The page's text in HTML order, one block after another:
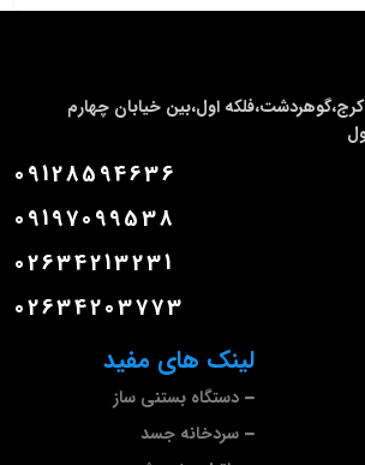
لینک های مفید
دستگاه بستنی ساز
سردخانه جسد
کرج،گوهردشت،فلکه اول،بین خیابان چهارم
09128594636
09197099538
02634213231
02634203773